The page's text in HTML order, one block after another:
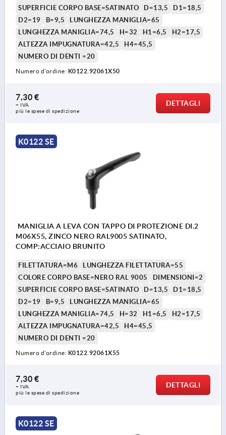
SUPERFICIE CORPO BASE=SATINATO D=13,5
D1=18,5
D2=19
B=9,5
LUNGHEZZA MANIGLIA=65
LUNGHEZZA MANIGLIA=74,5
H=32 H1=6,5
H2=17,5
ALTEZZA IMPUGNATURA=42,5
H4=45,5
NUMERO DI DENTI =20
Numero d’ordine: K0122.92061X50
7,30 €
+ IVA
più le spese di spedizione
DETTAGLI
K0122 SE
MANIGLIA A LEVA CON TAPPO DI PROTEZIONE DI.2
M06X55, ZINCO NERO RAL9005 SATINATO,
COMP:ACCIAIO BRUNITO
FILETTATURA=M6
LUNGHEZZA FILETTATURA=55
COLORE CORPO BASE=NERO RAL 9005
DIMENSIONI=2
SUPERFICIE CORPO BASE=SATINATO
D=13,5
D1=18,5
D2=19
B=9,5
LUNGHEZZA MANIGLIA=65
LUNGHEZZA MANIGLIA=74,5
H=32 H1=6,5
H2=17,5
ALTEZZA IMPUGNATURA=42,5
H4=45,5
NUMERO DI DENTI =20
Numero d’ordine: K0122.92061X55
7,30 €
+ IVA
più le spese di spedizione
DETTAGLI
K0122 SE